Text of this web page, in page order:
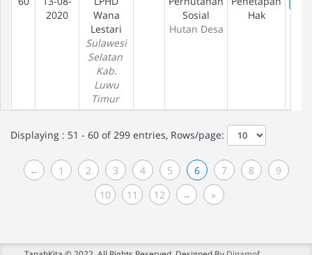
2020
Wana
Lestari
Sulawesi
Selatan
Kab.
Luwu
Timur
Sosial
Hutan Desa
Hak
Displaying : 51 - 60 of 299 entries, Rows/page:
← 1 2 3 4 5 6 7 8
9
10
11 12 → »